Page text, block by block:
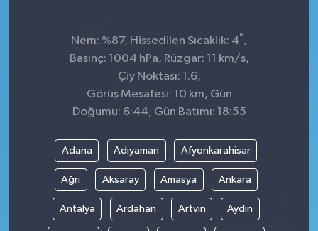
Nem: %87, Hissedilen Sıcaklık: 4° ,
Basınç: 1004 hPa, Rüzgar: 11 km/s,
Çiy Noktası: 1.6,
Görüş Mesafesi: 10 km, Gün
Doğumu: 6:44, Gün Batımı: 18:55
Adana Adıyaman Afyonkarahisar
Ağrı Aksaray Amasya Ankara
Antalya Ardahan Artvin Aydın